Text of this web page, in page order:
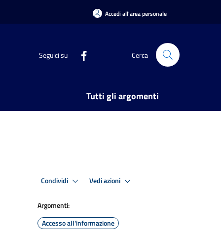
Accedi all'area personale
Seguici su Cerca
Tutti gli argomenti
Condividi Vedi azioni
Argomenti:
Accesso all'informazione